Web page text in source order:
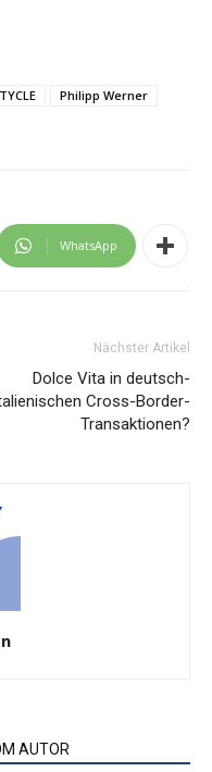
Philipp Werner
WhatsApp
Nächster Artikel
Dolce Vita in deutsch-
Cross-Border-
Transaktionen?
AUTOR